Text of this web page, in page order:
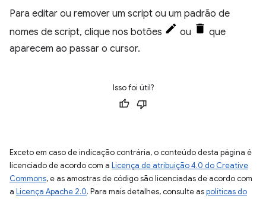
Para editar ou remover um script ou um padrão de
nomes de script, clique nos botões
ou
que
aparecem ao passar o cursor.
Isso foi útil?
Exceto em caso de indicação contrária, o conteúdo desta página é
licenciado de acordo com a Licença de atribuição 4.0 do Creative
Commons, e as amostras de código são licenciadas de acordo com
a Licença Apache 2.0. Para mais detalhes, consulte aspolíticas do